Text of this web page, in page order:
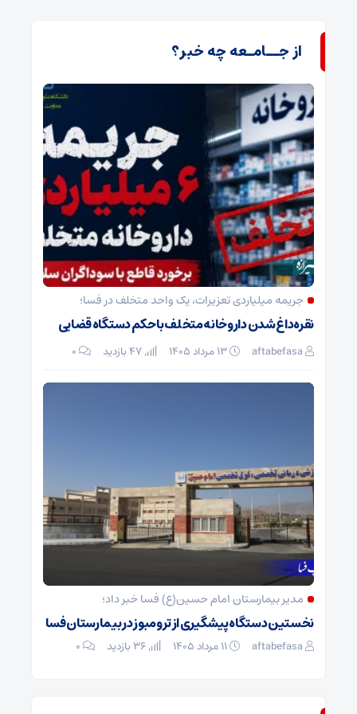
از جــامـعه چه خبر؟
جریمه میلیاردی تعزیرات، یک واحد متخلف در فسا؛
نقره‌داغ شدن داروخانه متخلف با حکم دستگاه قضایی
aftabefasa ۰
مدیر بیمارستان امام حسین(ع) فسا خبر داد؛
نخستین دستگاه پیشگیری از ترومبوز در بیمارستان فسا
aftabefasa ۰